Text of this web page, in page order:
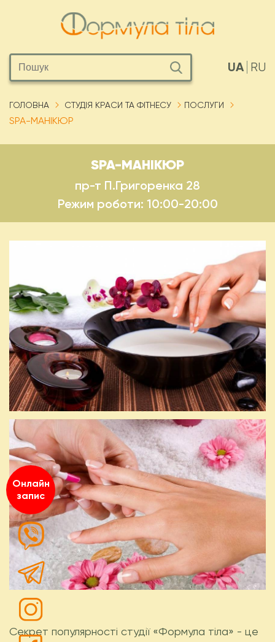
RU
UA
ГОЛОВНА СТУДІЯ КРАСИ ТА ФІТНЕСУ ПОСЛУГИ
SPA-МАНІКЮР
SPA-МАНІКЮР
пр-т П.Григоренка 28
Режим роботи: 10:00-20:00
Секрет популярності студії «Формула тіла» - це
Онлайн
запис